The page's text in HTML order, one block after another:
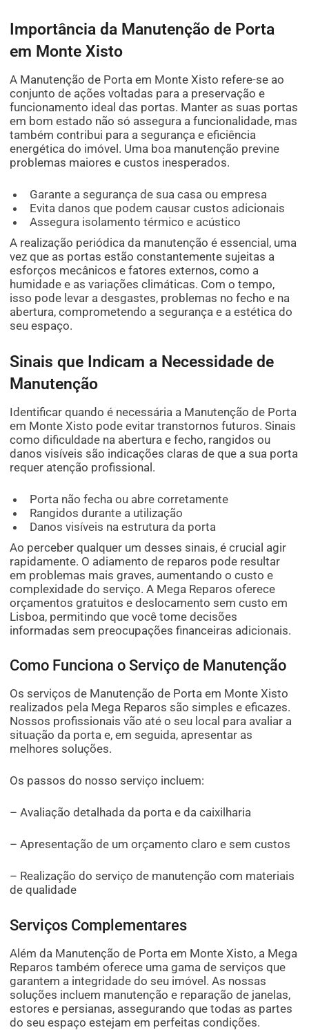
Importância da Manutenção de Porta
em Monte Xisto
A Manutenção de Porta em Monte Xisto refere-se ao
conjunto de ações voltadas para a preservação e
funcionamento ideal das portas. Manter as suas portas
em bom estado não só assegura a funcionalidade, mas
também contribui para a segurança e eficiência
energética do imóvel. Uma boa manutenção previne
problemas maiores e custos inesperados.
Garante a segurança de sua casa ou empresa
Evita danos que podem causar custos adicionais
Assegura isolamento térmico e acústico
A realização periódica da manutenção é essencial, uma
vez que as portas estão constantemente sujeitas a
esforços mecânicos e fatores externos, como a
humidade e as variações climáticas. Com o tempo,
isso pode levar a desgastes, problemas no fecho e na
abertura, comprometendo a segurança e a estética do
seu espaço.
Sinais que Indicam a Necessidade de
Manutenção
Identificar quando é necessária a Manutenção de Porta
em Monte Xisto pode evitar transtornos futuros. Sinais
como dificuldade na abertura e fecho, rangidos ou
danos visíveis são indicações claras de que a sua porta
requer atenção profissional.
Porta não fecha ou abre corretamente
Rangidos durante a utilização
Danos visíveis na estrutura da porta
Ao perceber qualquer um desses sinais, é crucial agir
rapidamente. O adiamento de reparos pode resultar
em problemas mais graves, aumentando o custo e
complexidade do serviço. A Mega Reparos oferece
orçamentos gratuitos e deslocamento sem custo em
Lisboa, permitindo que você tome decisões
informadas sem preocupações financeiras adicionais.
Como Funciona o Serviço de Manutenção
Os serviços de Manutenção de Porta em Monte Xisto
realizados pela Mega Reparos são simples e eficazes.
Nossos profissionais vão até o seu local para avaliar a
situação da porta e, em seguida, apresentar as
melhores soluções.
Os passos do nosso serviço incluem:
– Avaliação detalhada da porta e da caixilharia
– Apresentação de um orçamento claro e sem custos
– Realização do serviço de manutenção com materiais
de qualidade
Serviços Complementares
Além da Manutenção de Porta em Monte Xisto, a Mega
Reparos também oferece uma gama de serviços que
garantem a integridade do seu imóvel. As nossas
soluções incluem manutenção e reparação de janelas,
estores e persianas, assegurando que todas as partes
do seu espaço estejam em perfeitas condições.